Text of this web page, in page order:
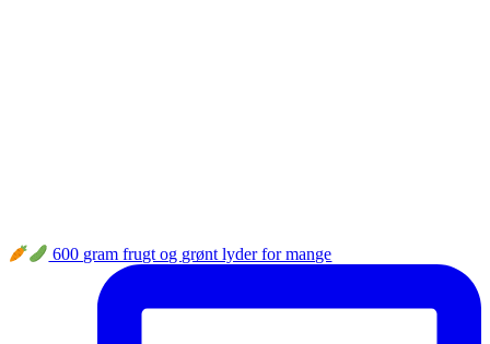
600 gram frugt og grønt lyder for mange